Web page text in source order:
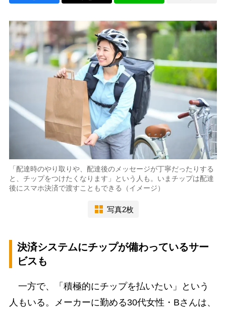
「配達時のやり取りや、配達後のメッセージが丁寧だったりする
と、チップをつけたくなります」という人も。いまチップは配達
後にスマホ決済で渡すこともできる（イメージ）
写真2枚
決済システムにチップが備わっているサー
ビスも
一方で、「積極的にチップを払いたい」という
人もいる。メーカーに勤める30代女性・Bさんは、